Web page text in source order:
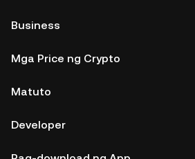
Business
Mga Price ng Crypto
Matuto
Developer